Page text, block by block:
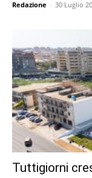
Redazione - 30 Luglio
Tuttigiorni